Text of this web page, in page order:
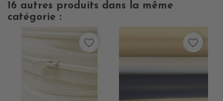
16 autres produits dans la même
catégorie :
favorite_border favorite_border